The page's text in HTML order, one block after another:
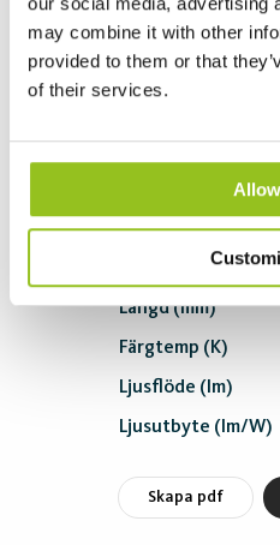
may combine it with other
provided to them or that
of their services.
Ljusutbyte (lm/W)
DALI 830 White
Artikelnummer
Längd (mm)
Färgtemp (K)
Ljusflöde (lm)
Ljusutbyte (lm/W)
Skapa pdf